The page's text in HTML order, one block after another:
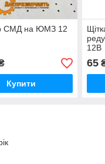
СМД на ЮМЗ 12
Купити
12В
65